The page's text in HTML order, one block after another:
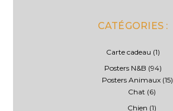
CATÉGORIES :
Carte cadeau (1)
Posters N&B (94)
Posters Animaux (15)
Chat (6)
Chien (1)